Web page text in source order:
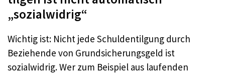
„sozialwidrig“
Wichtig ist: Nicht jede Schuldentilgung durch
Beziehende von Grundsicherungsgeld ist
sozialwidrig. Wer zum Beispiel aus laufenden